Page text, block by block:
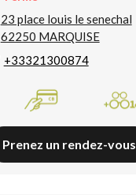
23 place louis le senechal
62250 MARQUISE
+33321300874
Prenez un rendez-vous